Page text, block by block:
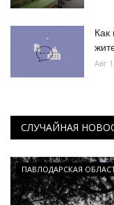
Как
Авг
СЛУЧАЙНАЯ
ПАВЛОДАРСКАЯ